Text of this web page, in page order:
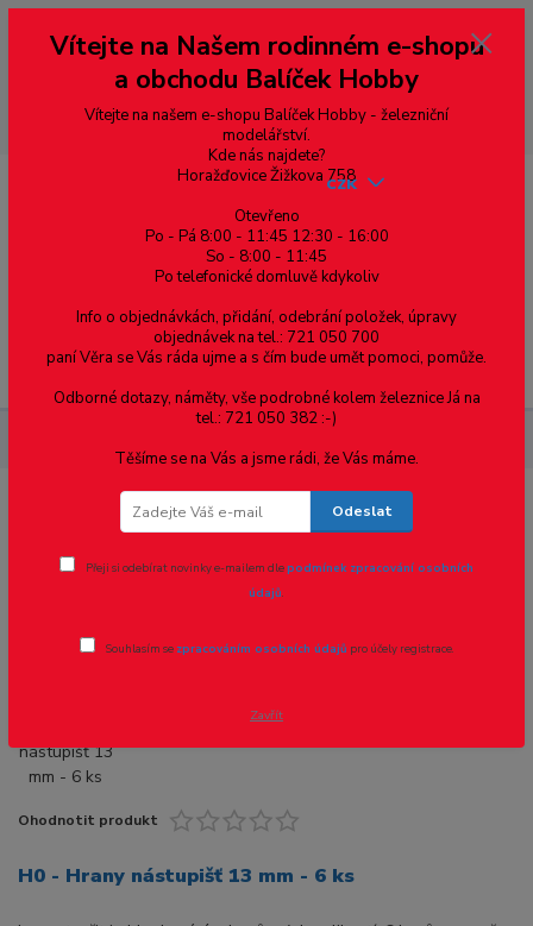
--- pro zákazníky ze Slovenska a jiných zemí, pokud chcete platit v eurech
přepněte si e-shop na euro 💶 pro přepočet měny - pravý horní roh ---
dobírky – pokud si z nějakého důvodu zásilku nevyzvednete, bude po
domluvě zaslána znovu s opětovnou platbou za poštovné, v opačném
případě bude zrušena a účet přidán na blacklist a rušeny následující
objednávky.
Menu
CZK
H0 - Hrany nástupišť 13 mm - 6 ks
Novinka
Ohodnotit produkt
H0 - Hrany nástupišť 13 mm - 6 ks
Vítejte na Našem rodinném e-shopu
a obchodu Balíček Hobby
Vítejte na našem e-shopu Balíček Hobby - železniční
modelářství.
Kde nás najdete?
Horažďovice Žižkova 758
Otevřeno
Po - Pá 8:00 - 11:45 12:30 - 16:00
So - 8:00 - 11:45
Po telefonické domluvě kdykoliv
Info o objednávkách, přidání, odebrání položek, úpravy
objednávek na tel.: 721 050 700
paní Věra se Vás ráda ujme a s čím bude umět pomoci, pomůže.
Odborné dotazy, náměty, vše podrobné kolem železnice Já na
tel.: 721 050 382 :-)
Těšíme se na Vás a jsme rádi, že Vás máme.
Odeslat
Přeji si odebírat novinky e-mailem dlepodmínek zpracování osobních
údajů.
Souhlasím se zpracováním osobních údajů pro účely registrace.
Zavřít